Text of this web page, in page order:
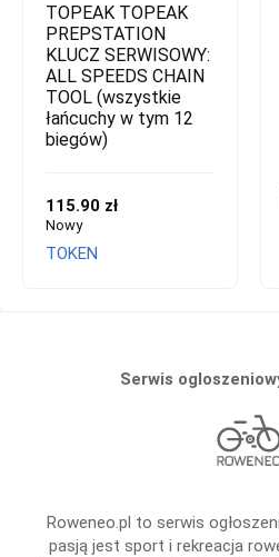
TOPEAK TOPEAK
PREPSTATION
KLUCZ SERWISOWY:
ALL SPEEDS CHAIN
TOOL (wszystkie
łańcuchy w tym 12
biegów)
115.90 zł
Nowy
TOKEN
Serwis
Roweneo.pl to serwis
pasją jest sport i rekreacja